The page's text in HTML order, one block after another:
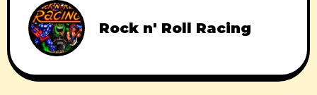
Rock n' Roll Racing